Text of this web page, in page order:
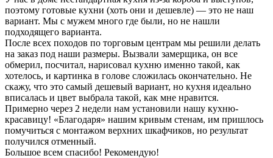
поэтому готовые кухни (хоть они и дешевле) — это не наш
вариант. Мы с мужем много где были, но не нашли
подходящего варианта.
После всех походов по торговым центрам мы решили делать
на заказ под наши размеры. Вызвали замерщика, он все
обмерил, посчитал, нарисовал кухню именно такой, как
хотелось, и картинка в голове сложилась окончательно. Не
скажу, что это самый дешевый вариант, но кухня идеально
вписалась и цвет выбрала такой, как мне нравится.
Примерно через 2 недели нам установили нашу кухню-
красавицу! «Благодаря» нашим кривым стенам, им пришлось
помучиться с монтажом верхних шкафчиков, но результат
получился отменный.
Большое всем спасибо! Рекомендую!